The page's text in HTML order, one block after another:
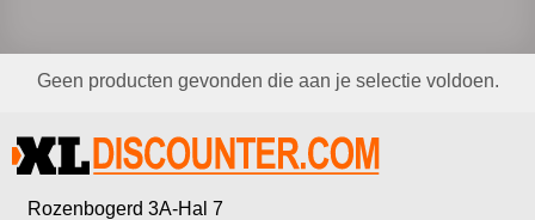
Geen producten gevonden die aan je selectie voldoen.
Rozenbogerd 3A-Hal 7